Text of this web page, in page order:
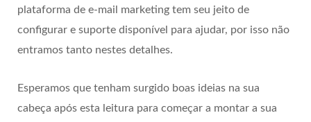
plataforma de e-mail marketing tem seu jeito de
configurar e suporte disponível para ajudar, por isso não
entramos tanto nestes detalhes.
Esperamos que tenham surgido boas ideias na sua
cabeça após esta leitura para começar a montar a sua